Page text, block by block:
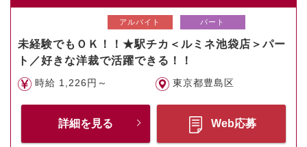
アルバイト パート
未経験でもＯＫ！！★駅チカ＜ルミネ池袋店＞パー
ト／好きな洋裁で活躍できる！！
時給 1,226円～ 東京都豊島区
詳細を見る Web応募